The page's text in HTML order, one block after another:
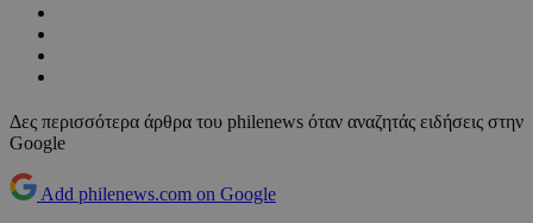
Δες περισσότερα άρθρα του philenews όταν αναζητάς ειδήσεις στην
Google
Add philenews.com on Google